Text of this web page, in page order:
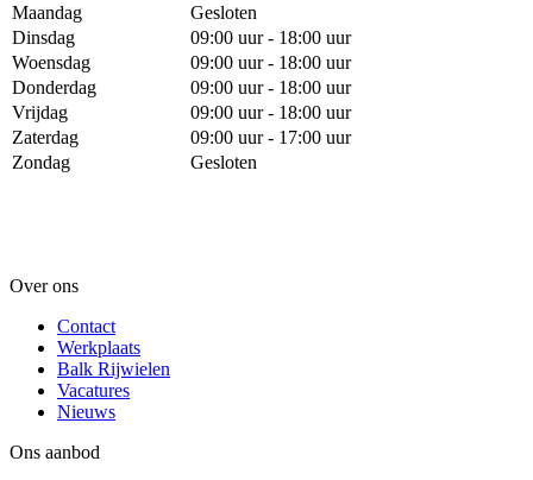
Maandag
Gesloten
Dinsdag
09:00 uur - 18:00 uur
Woensdag
09:00 uur - 18:00 uur
Donderdag
09:00 uur - 18:00 uur
Vrijdag
09:00 uur - 18:00 uur
Zaterdag
09:00 uur - 17:00 uur
Zondag
Gesloten
Over ons
Contact
Werkplaats
Balk Rijwielen
Vacatures
Nieuws
Ons aanbod